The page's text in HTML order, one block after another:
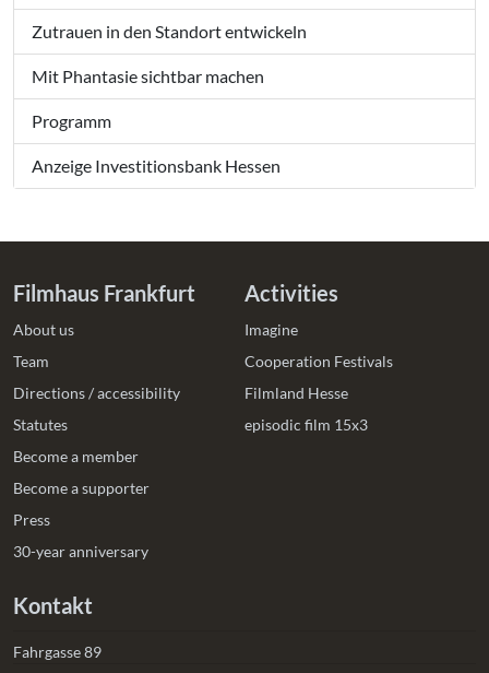
Zutrauen in den Standort entwickeln
Mit Phantasie sichtbar machen
Programm
Anzeige Investitionsbank Hessen
Filmhaus Frankfurt
About us
Team
Directions / accessibility
Statutes
Become a member
Become a supporter
Press
30-year anniversary
Activities
Imagine
Cooperation Festivals
Filmland Hesse
episodic film 15x3
Kontakt
Fahrgasse 89